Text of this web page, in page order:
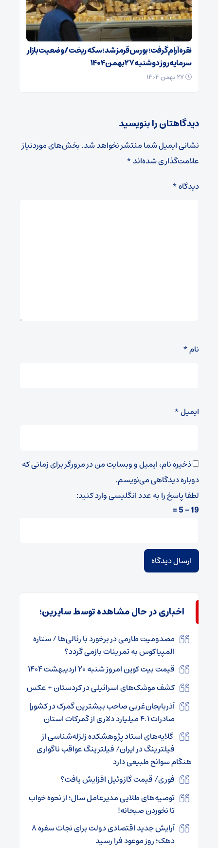
نقره آرام گرفت؛ بورس قرمز شد؛ سکه ریخت/ وضعیت بازار
سرمایه روز دوشنبه ۲۷ بهمن ۱۴۰۴
دیدگاهتان را بنویسید
نشانی ایمیل شما منتشر نخواهد شد.بخش‌های موردنیاز
علامت‌گذاری شده‌اند*
دیدگاه*
نام*
ایمیل*
ذخیره نام، ایمیل و وبسایت من در مرورگر برای زمانی که
دوباره دیدگاهی می‌نویسم.
لطفا پاسخ را به عدد انگلیسی وارد کنید:
19 − 5 =
اخباری در حال مشاهده توسط سایرین؛
مصدومیت طارمی در برخورد با رئالی‌ها / ستاره
المپیاکوس به تمرینات بازمی گردد؟
قیمت بیت کوین امروز شنبه ۲۰ اردیبهشت ۱۴۰۴
کشف موشک‌های اسرائیلی در کردستان + عکس
آذربایجان‌غربی صاحب بیشترین گمرک در کشور|
صادرات ۴.۱ میلیارد دلاری از گمرکات استان
گلایه‌های استاد پژوهشکده زلزله‌شناسی از
فیلترینگ در ایران/ فیلترینگ عواقب ناگواری
هنگام سوانح طبیعی دارد
فوری/ قیمت گازوئیل افزایش یافت؟
توصیه‌های طلایی مدیرعامل سال؛ از نحوه خواب
تا نخوردن صبحانه!
آرایش جدید اقتصادی دولت برای نجات سفره ۸
دهک؛ روز موعود فرا رسید